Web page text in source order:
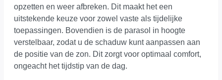
opzetten en weer afbreken. Dit maakt het een
uitstekende keuze voor zowel vaste als tijdelijke
toepassingen. Bovendien is de parasol in hoogte
verstelbaar, zodat u de schaduw kunt aanpassen aan
de positie van de zon. Dit zorgt voor optimaal comfort,
ongeacht het tijdstip van de dag.